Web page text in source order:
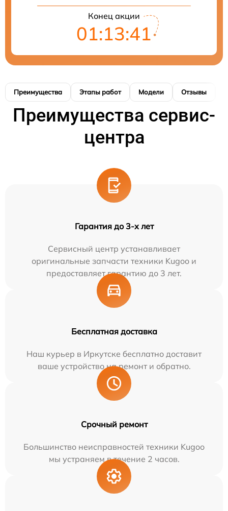
Конец акции
01:13:40
Преимущества Этапы работ Модели Отзывы
Преимущества сервис-
центра
Гарантия до 3-х лет
Сервисный центр устанавливает
оригинальные запчасти техники Kugoo и
предоставляет гарантию до 3 лет.
Бесплатная доставка
Наш курьер в Иркутске бесплатно доставит
ваше устройство на ремонт и обратно.
Срочный ремонт
Большинство неисправностей техники Kugoo
мы устраняем в течение 2 часов.